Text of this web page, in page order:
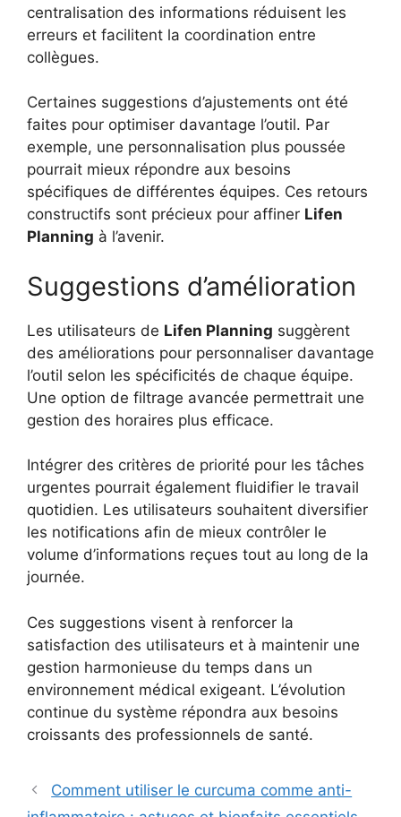
centralisation des informations réduisent les
erreurs et facilitent la coordination entre
collègues.
Certaines suggestions d’ajustements ont été
faites pour optimiser davantage l’outil. Par
exemple, une personnalisation plus poussée
pourrait mieux répondre aux besoins
spécifiques de différentes équipes. Ces retours
constructifs sont précieux pour affiner Lifen
Planning à l’avenir.
Suggestions d’amélioration
Les utilisateurs de Lifen Planning suggèrent
des améliorations pour personnaliser davantage
l’outil selon les spécificités de chaque équipe.
Une option de filtrage avancée permettrait une
gestion des horaires plus efficace.
Intégrer des critères de priorité pour les tâches
urgentes pourrait également fluidifier le travail
quotidien. Les utilisateurs souhaitent diversifier
les notifications afin de mieux contrôler le
volume d’informations reçues tout au long de la
journée.
Ces suggestions visent à renforcer la
satisfaction des utilisateurs et à maintenir une
gestion harmonieuse du temps dans un
environnement médical exigeant. L’évolution
continue du système répondra aux besoins
croissants des professionnels de santé.
Comment utiliser le curcuma comme anti-